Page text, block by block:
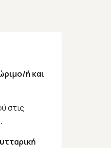
ή και
στις